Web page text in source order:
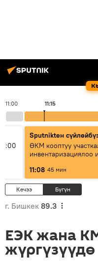
11:00 11:15
Sputnikteн
ӨКМ кооптуу
инвентаризациялоо
жүргүзүүдө — иш
11:08 45 мин
Кечээ Бүгүн
г. Бишкек 89.3
ЕЭК жана